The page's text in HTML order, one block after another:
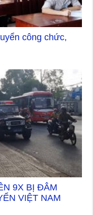
công chức,
9X BỊ ĐÂM
VIỆT NAM